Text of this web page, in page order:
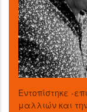
Εντοπίστηκε -
μαλλιών και